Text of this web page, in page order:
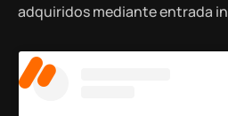
adquiridos mediante entrada